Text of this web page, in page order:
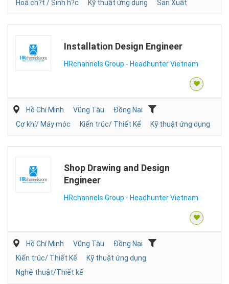
Hoá ch?t / Sinh h?c
Kỹ thuật ứng dụng Sản Xuất
Installation Design Engineer
HRchannels Group - Headhunter Vietnam
Hồ Chí Minh Vũng Tàu
Đồng Nai
Cơ khí/ Máy móc
Kiến trúc/ Thiết Kế Kỹ thuật ứng dụng
Shop Drawing and Design
Engineer
HRchannels Group - Headhunter Vietnam
Hồ Chí Minh Vũng Tàu
Đồng Nai
Kiến trúc/ Thiết Kế
Kỹ thuật ứng dụng
Nghệ thuật/Thiết kế